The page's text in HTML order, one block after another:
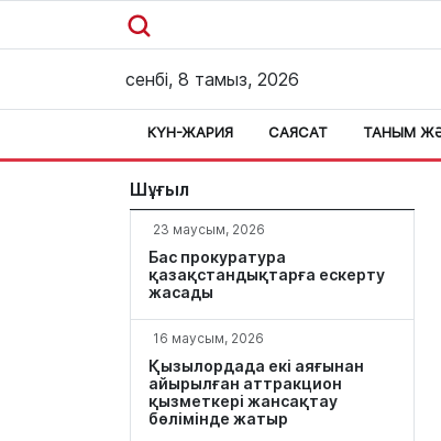
сенбі, 8 тамыз, 2026
КҮН-ЖАРИЯ САЯСАТ ТАНЫМ
Шұғыл
23 маусым, 2026
Бас прокуратура
қазақстандықтарға ескерту
жасады
16 маусым, 2026
Қызылордада екі аяғынан
айырылған аттракцион
қызметкері жансақтау
бөлімінде жатыр